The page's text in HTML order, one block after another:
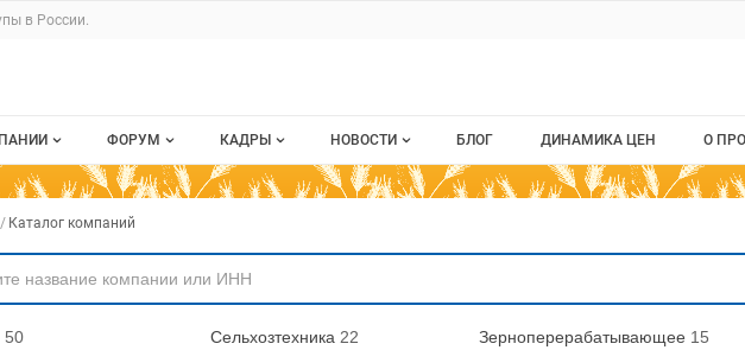
grainboard.ru
в России.
grainboard.ru
компаний
компания
размещение
ФОРУМ
Все темы
КАДРЫ
Все вакансии
НОВОСТИ
Новости рынка
БЛОГ ДИНАМИКА ЦЕН О
О
по компаниям
Каталог компаний
50 Сельхозтехника 22 Зерноперерабатывающее 15